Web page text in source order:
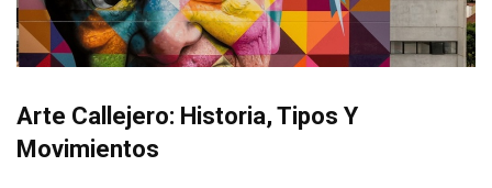
Arte Callejero: Historia, Tipos Y
Movimientos